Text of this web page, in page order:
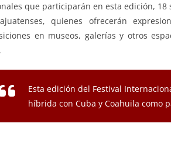
que participarán en esta edición, 18
quienes ofrecerán
en museos, galerías y otros
Esta edición del Festival
híbrida con Cuba y Coahuila como